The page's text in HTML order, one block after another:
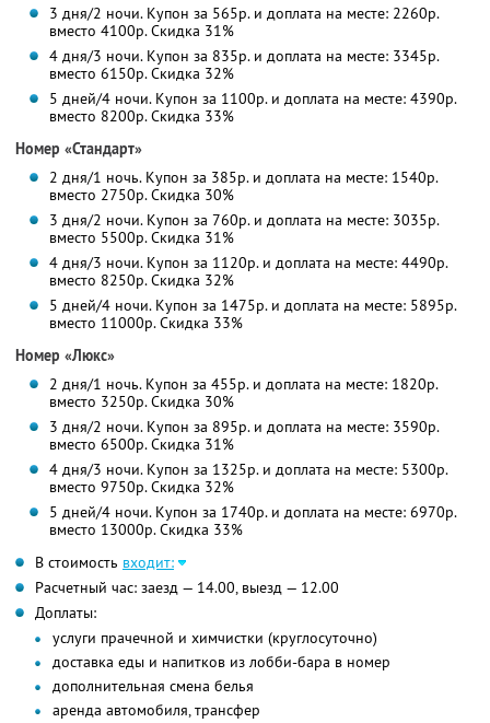
3 дня/2 ночи. Купон за 565р. и доплата на месте: 2260р.
вместо 4100р.Скидка 31%
4 дня/3 ночи. Купон за 835р. и доплата на месте: 3345р.
вместо 6150р.Скидка 32%
5 дней/4 ночи. Купон за 1100р. и доплата на месте: 4390р.
вместо 8200р.Скидка 33%
Номер «Стандарт»
2 дня/1 ночь. Купон за 385р. и доплата на месте: 1540р.
вместо 2750р.Скидка 30%
3 дня/2 ночи. Купон за 760р. и доплата на месте: 3035р.
вместо 5500р.Скидка 31%
4 дня/3 ночи. Купон за 1120р. и доплата на месте: 4490р.
вместо 8250р.Скидка 32%
5 дней/4 ночи. Купон за 1475р. и доплата на месте: 5895р.
вместо 11000р.Скидка 33%
Номер «Люкс»
2 дня/1 ночь. Купон за 455р. и доплата на месте: 1820р.
вместо 3250р.Скидка 30%
3 дня/2 ночи. Купон за 895р. и доплата на месте: 3590р.
вместо 6500р.Скидка 31%
4 дня/3 ночи. Купон за 1325р. и доплата на месте: 5300р.
вместо 9750р.Скидка 32%
5 дней/4 ночи. Купон за 1740р. и доплата на месте: 6970р.
вместо 13000р.Скидка 33%
В стоимость входит:
Расчетный час: заезд — 14.00, выезд — 12.00
Доплаты:
услуги прачечной и химчистки (круглосуточно)
доставка еды и напитков из лобби-бара в номер
дополнительная смена белья
аренда автомобиля, трансфер